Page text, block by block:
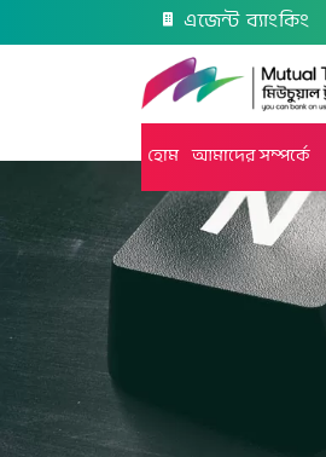
এজেন্ট ব্যাংকিং
হোম আমাদের সম্পর্কে